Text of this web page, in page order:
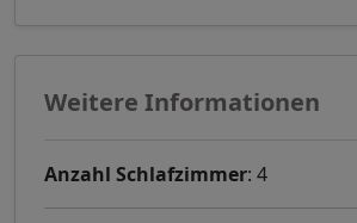
Weitere Informationen
Anzahl Schlafzimmer: 4